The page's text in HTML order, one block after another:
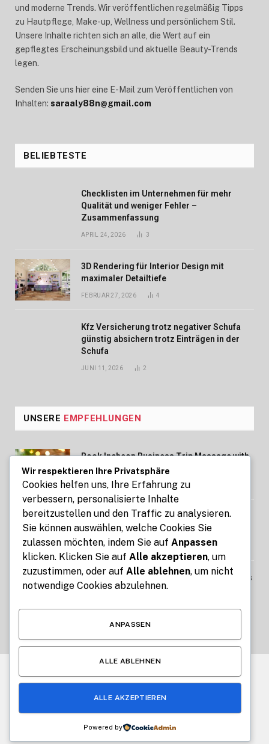
und moderne Trends. Wir veröffentlichen regelmäßig Tipps
zu Hautpflege, Make-up, Wellness und persönlichem Stil.
Unsere Inhalte richten sich an alle, die Wert auf ein
gepflegtes Erscheinungsbild und aktuelle Beauty-Trends
legen.
Senden Sie uns hier eine E-Mail zum Veröffentlichen von
Inhalten: saraaly88n@gmail.com
BELIEBTESTE
Checklisten im Unternehmen für mehr
Qualität und weniger Fehler –
Zusammenfassung
APRIL 24, 2026 3
3D Rendering für Interior Design mit
maximaler Detailtiefe
FEBRUAR 27, 2026 4
Kfz Versicherung trotz negativer Schufa
günstig absichern trotz Einträgen in der
Schufa
JUNI 11, 2026 2
UNSERE EMPFEHLUNGEN
Book Incheon Business Trip Massage with
Professional Therapists
AUGUST 7, 2026
Mit Kennzeichen express Fahrzeuge
bequem online an- und abmelden
AUGUST 7, 2026
Best Free Tools for Teachers and Students
for Interactive Lessons and Daily School
© 2026 Alle Rechte vorbehalten.Cologne Beauty
Haftung für Inhalte
Datenschutzerklärung
Wir respektieren Ihre Privatsphäre
Cookies helfen uns, Ihre Erfahrung zu
verbessern, personalisierte Inhalte
bereitzustellen und den Traffic zu analysieren.
Sie können auswählen, welche Cookies Sie
zulassen möchten, indem Sie auf Anpassen
klicken. Klicken Sie auf Alle akzeptieren, um
zuzustimmen, oder auf Alle ablehnen, um nicht
notwendige Cookies abzulehnen.
ANPASSEN
ALLE ABLEHNEN
ALLE AKZEPTIEREN
Powered by